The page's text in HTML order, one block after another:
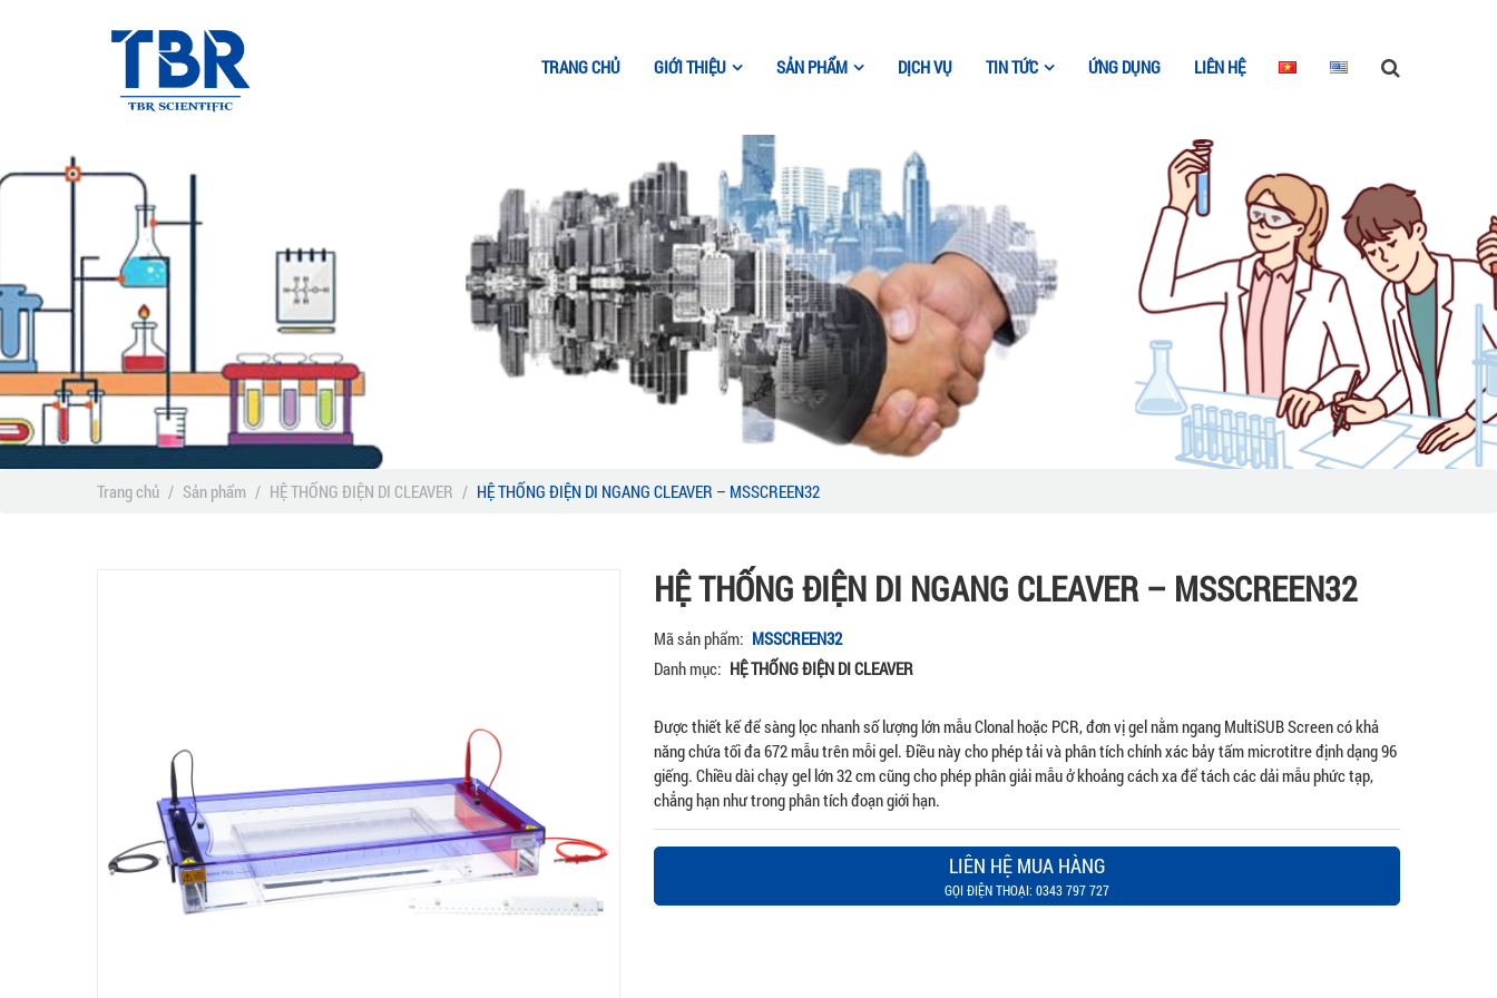
TRANG CHỦ GIỚI THIỆU SẢN PHẨM DỊCH VỤ TIN TỨC ỨNG DỤNG LIÊN HỆ
Trang chủ / Sản phẩm / HỆ THỐNG ĐIỆN DI CLEAVER / HỆ THỐNG ĐIỆN DI NGANG CLEAVER – MSSCREEN32
HỆ THỐNG ĐIỆN DI NGANG CLEAVER – MSSCREEN32
Mã sản phẩm: MSSCREEN32
Danh mục: HỆ THỐNG ĐIỆN DI CLEAVER
Được thiết kế để sàng lọc nhanh số lượng lớn mẫu Clonal hoặc PCR, đơn vị gel nằm ngang MultiSUB Screen có khả
năng chứa tối đa 672 mẫu trên mỗi gel. Điều này cho phép tải và phân tích chính xác bảy tấm microtitre định dạng 96
giếng. Chiều dài chạy gel lớn 32 cm cũng cho phép phân giải mẫu ở khoảng cách xa để tách các dải mẫu phức tạp,
chẳng hạn như trong phân tích đoạn giới hạn.
LIÊN HỆ MUA HÀNG
GỌI ĐIỆN THOẠI: 0343 797 727